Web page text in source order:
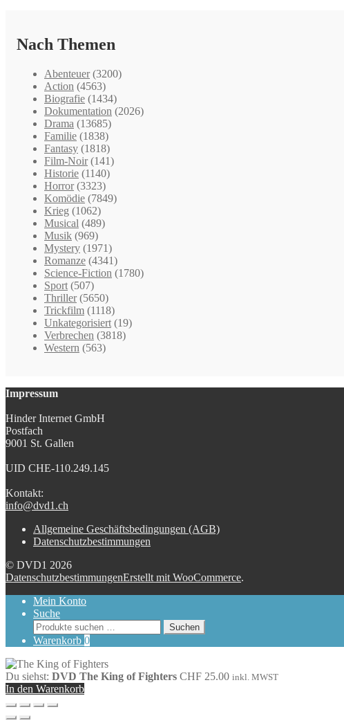
Nach Themen
Abenteuer (3200)
Action (4563)
Biografie (1434)
Dokumentation (2026)
Drama (13685)
Familie (1838)
Fantasy (1818)
Film-Noir (141)
Historie (1140)
Horror (3323)
Komödie (7849)
Krieg (1062)
Musical (489)
Musik (969)
Mystery (1971)
Romanze (4341)
Science-Fiction (1780)
Sport (507)
Thriller (5650)
Trickfilm (1118)
Unkategorisiert (19)
Verbrechen (3818)
Western (563)
Impressum
Hinder Internet GmbH
Postfach
9001 St. Gallen
UID CHE-110.249.145
Kontakt:
info@dvd1.ch
Allgemeine Geschäftsbedingungen (AGB)
Datenschutzbestimmungen
© DVD1 2026
DatenschutzbestimmungenErstellt mit WooCommerce.
Mein Konto
Suche
Suchen
nach:
Suchen
Warenkorb 0
Du siehst: DVD The King of Fighters CHF 25.00 inkl. MWST
In den Warenkorb